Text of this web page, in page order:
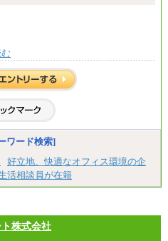
ワード検索]
好立地、快適なオフィス環境の企
活相談員が在籍
株式会社